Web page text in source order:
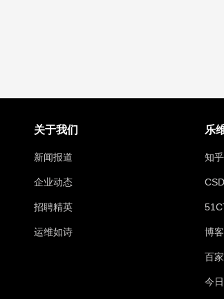
关于我们
新闻报道
企业动态
招聘精英
运维如诗
乐
知乎
博
百
今